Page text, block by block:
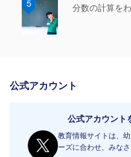
分数の計算を
公式アカウント
公式アカウント
教育情報サイトは、
ーズに合わせ、みな